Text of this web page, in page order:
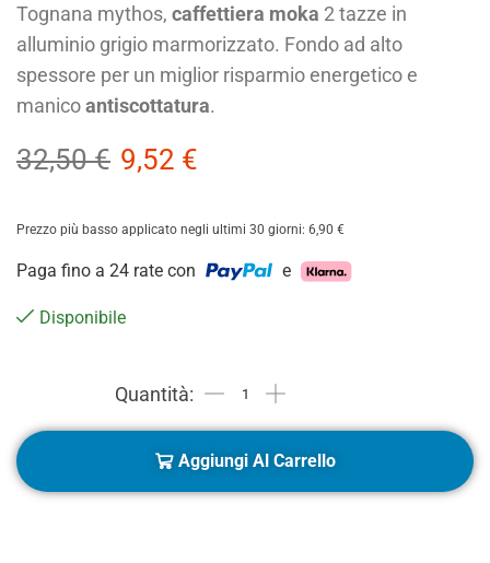
Tognana mythos, caffettiera moka 2 tazze in
alluminio grigio marmorizzato. Fondo ad alto
spessore per un miglior risparmio energetico e
manicoantiscottatura.
32,50€ 9,52 €
Prezzo più basso applicato negli ultimi 30 giorni: 6,90 €
Paga fino a 24 rate con e
Disponibile
Aggiungi Al Carrello